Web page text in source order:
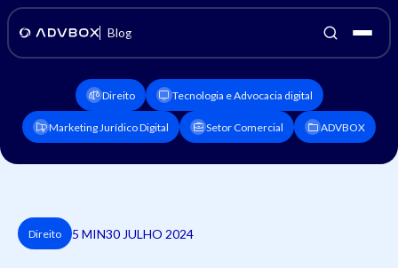
Blog
Direito Tecnologia e Advocacia digital
Marketing Jurídico Digital Setor Comercial ADVBOX
Direito 5 MIN30 JULHO 2024